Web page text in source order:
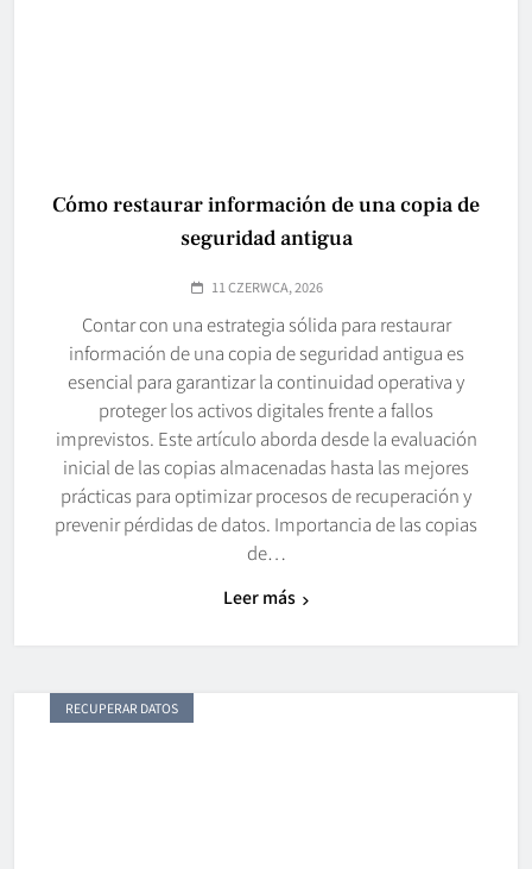
Cómo restaurar información de una copia de
seguridad antigua
11 CZERWCA, 2026
Contar con una estrategia sólida para restaurar
información de una copia de seguridad antigua es
esencial para garantizar la continuidad operativa y
proteger los activos digitales frente a fallos
imprevistos. Este artículo aborda desde la evaluación
inicial de las copias almacenadas hasta las mejores
prácticas para optimizar procesos de recuperación y
prevenir pérdidas de datos. Importancia de las copias
de…
Leer más
RECUPERAR DATOS